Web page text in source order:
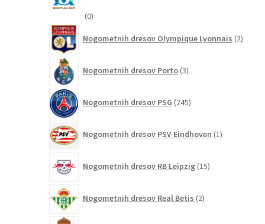
00
Nogometnih dresov Olympique Lyonnais 2izdelka
Nogometnih dresov Porto 3izdelki
Nogometnih dresov PSG 245izdelkov
Nogometnih dresov PSV Eindhoven 1izdelek
Nogometnih dresov RB Leipzig 15izdelkov
Nogometnih dresov Real Betis 2izdelka